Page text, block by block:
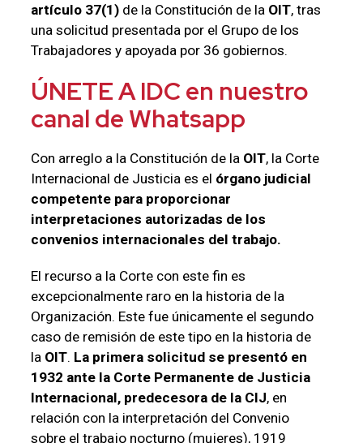
artículo 37(1)de la Constitución de la OIT, tras
una solicitud presentada por el Grupo de los
Trabajadores y apoyada por 36 gobiernos.
ÚNETE A IDC en nuestro
canal de Whatsapp
Con arreglo a la Constitución de la OIT, la Corte
Internacional de Justicia es el órgano judicial
competente para proporcionar
interpretaciones autorizadas de los
convenios internacionales del trabajo.
El recurso a la Corte con este fin es
excepcionalmente raro en la historia de la
Organización. Este fue únicamente el segundo
caso de remisión de este tipo en la historia de
la OIT. La primera solicitud se presentó en
1932 ante la Corte Permanente de Justicia
Internacional, predecesora de la CIJ, en
relación con la interpretación del Convenio
sobre el trabajo nocturno (mujeres), 1919